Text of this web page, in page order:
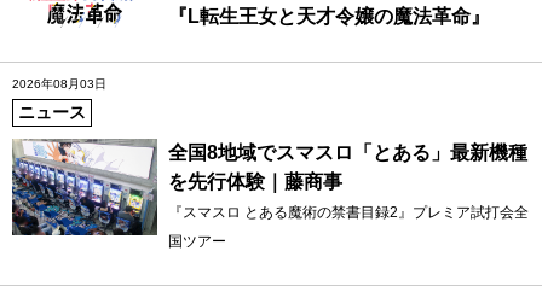
『L転生王女と天才令嬢の魔法革命』
2026年08月03日
ニュース
全国8地域でスマスロ「とある」最新機種
を先行体験｜藤商事
『スマスロ とある魔術の禁書目録2』プレミア試打会全
国ツアー